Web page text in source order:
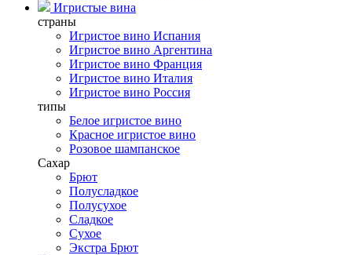
Игристые вина
страны
Игристое вино Испания
Игристое вино Аргентина
Игристое вино Франция
Игристое вино Италия
Игристое вино Россия
типы
Белое игристое вино
Красное игристое вино
Розовое шампанское
Сахар
Брют
Полусладкое
Полусухое
Сладкое
Сухое
Экстра Брют